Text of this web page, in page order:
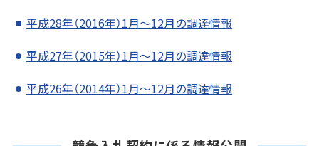
平成28年（2016年）1月～12月の調達情報
平成27年（2015年）1月～12月の調達情報
平成26年（2014年）1月～12月の調達情報